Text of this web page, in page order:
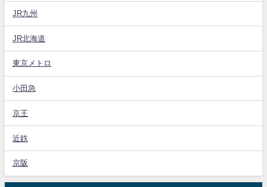
JR九州
JR北海道
東京メトロ
小田急
京王
近鉄
京阪